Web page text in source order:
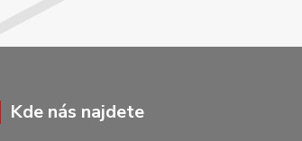
Kde nás najdete